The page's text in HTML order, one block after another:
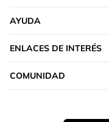
AYUDA
ENLACES DE INTERÉS
COMUNIDAD